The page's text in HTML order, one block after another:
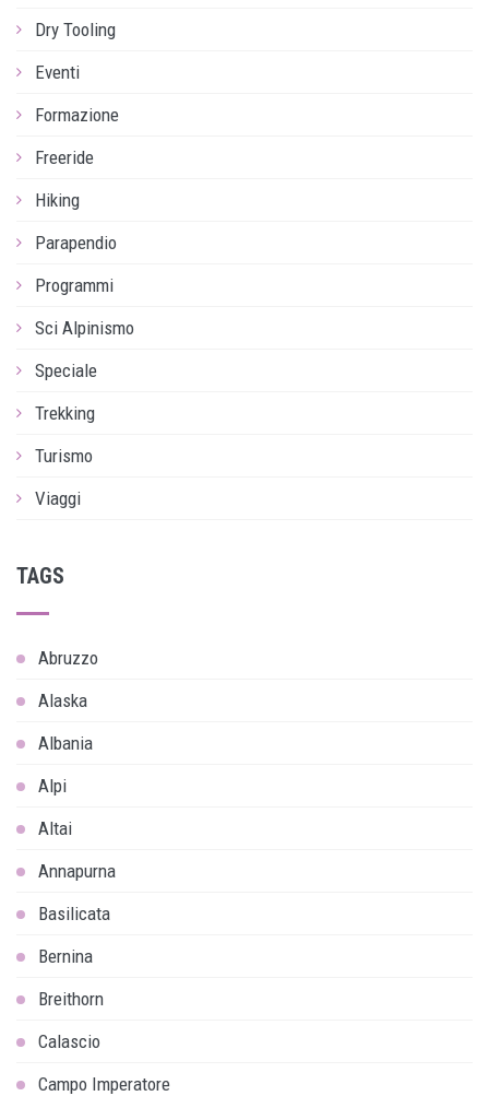
Dry Tooling
Eventi
Formazione
Freeride
Hiking
Parapendio
Programmi
Sci Alpinismo
Speciale
Trekking
Turismo
Viaggi
TAGS
Abruzzo
Alaska
Albania
Alpi
Altai
Annapurna
Basilicata
Bernina
Breithorn
Calascio
Campo Imperatore